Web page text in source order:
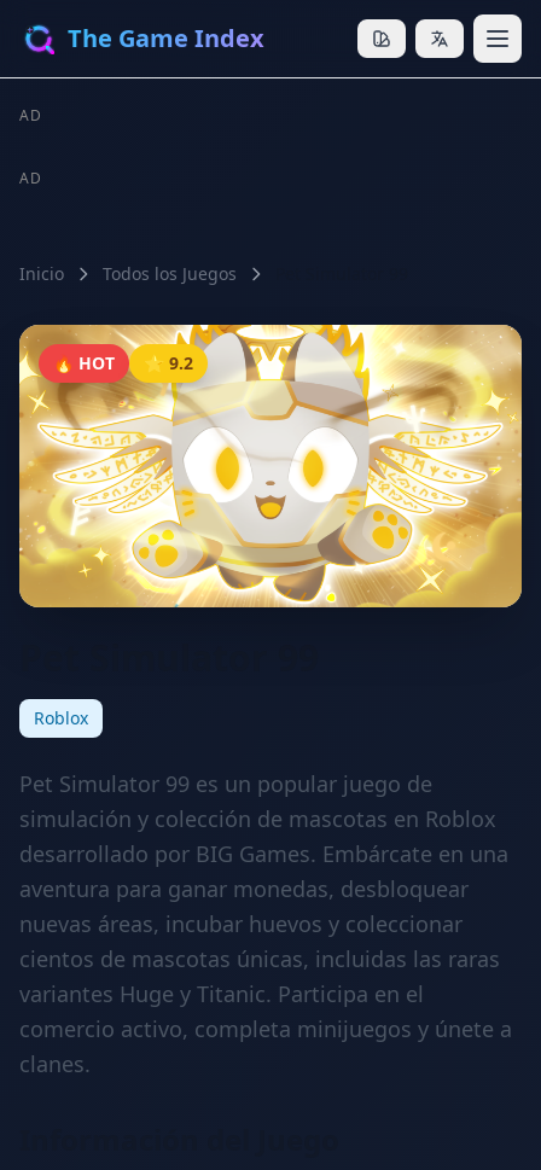
The Game Index
AD
AD
Inicio Todos los Juegos
🔥 HOT ⭐ 9.2
Roblox
Pet Simulator 99 es un popular juego de
simulación y colección de mascotas en Roblox
desarrollado por BIG Games. Embárcate en una
aventura para ganar monedas, desbloquear
nuevas áreas, incubar huevos y coleccionar
cientos de mascotas únicas, incluidas las raras
variantes Huge y Titanic. Participa en el
comercio activo, completa minijuegos y únete a
clanes.